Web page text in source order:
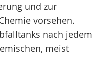
und zur
vorsehen.
nach jedem
meist